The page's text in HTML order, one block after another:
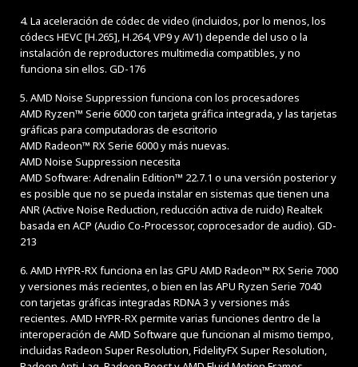
4. La aceleración de códec de video (incluidos, por lo menos, los
códecs HEVC [H.265], H.264, VP9 y AV1) depende del uso o la
instalación de reproductores multimedia compatibles, y no
funciona sin ellos. GD-176
5. AMD Noise Suppression funciona con los procesadores
AMD Ryzen™ Serie 6000 con tarjeta gráfica integrada, y las tarjetas
gráficas para computadoras de escritorio
AMD Radeon™ RX Serie 6000 y más nuevas.
AMD Noise Suppression necesita
AMD Software: Adrenalin Edition™ 22.7.1 o una versión posterior y
es posible que no se pueda instalar en sistemas que tienen una
ANR (Active Noise Reduction, reducción activa de ruido) Realtek
basada en ACP (Audio Co-Processor, coprocesador de audio). GD-
213
6. AMD HYPR-RX funciona en las GPU AMD Radeon™ RX Serie 7000
y versiones más recientes, o bien en las APU Ryzen Serie 7040
con tarjetas gráficas integradas RDNA 3 y versiones más
recientes. AMD HYPR-RX permite varias funciones dentro de la
interoperación de AMD Software que funcionan al mismo tiempo,
incluidas Radeon Super Resolution, FidelityFX Super Resolution,